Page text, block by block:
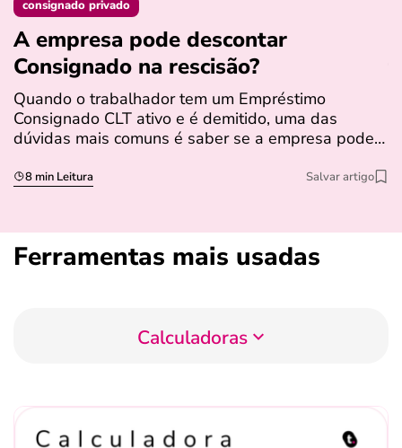
consignado privado
A empresa pode descontar
Consignado na rescisão​?
Quando o trabalhador tem um Empréstimo
Consignado CLT ativo e é demitido, uma das
dúvidas mais comuns é saber se a empresa pode…
8 min Leitura Salvar artigo
Ferramentas mais usadas
Calculadoras